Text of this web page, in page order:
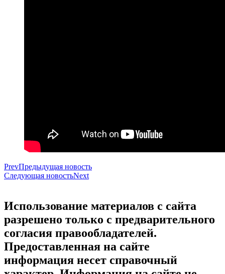
PrevПредыдущая новость
Следующая новостьNext
Использование материалов с сайта
разрешено только с предварительного
согласия правообладателей.
Предоставленная на сайте
информация несет справочный